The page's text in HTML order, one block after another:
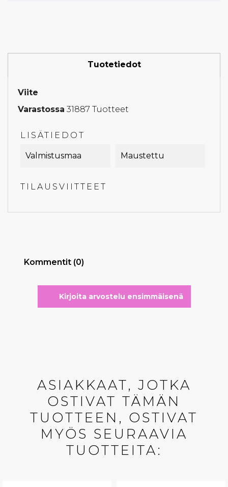
Tuotetiedot
Viite
Varastossa 31887 Tuotteet
LISÄTIEDOT
Valmistusmaa Maustettu
TILAUSVIITTEET
Kommentit (0)
Kirjoita arvostelu ensimmäisenä
ASIAKKAAT, JOTKA
OSTIVAT TÄMÄN
TUOTTEEN, OSTIVAT
MYÖS SEURAAVIA
TUOTTEITA: